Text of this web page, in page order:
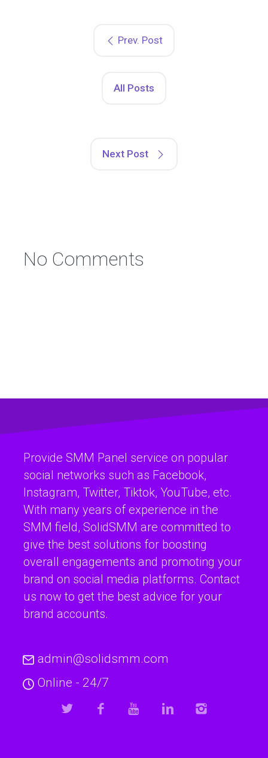
Prev. Post
All Posts
Next Post
No Comments
Provide SMM Panel service on popular
social networks such as Facebook,
Instagram, Twitter, Tiktok, YouTube, etc.
With many years of experience in the
SMM field, SolidSMM are committed to
give the best solutions for boosting
overall engagements and promoting your
brand on social media platforms. Contact
us now to get the best advice for your
brand accounts.
admin@solidsmm.com
Online - 24/7